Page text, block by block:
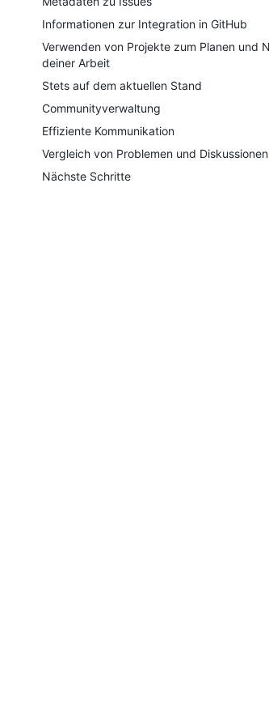
Informationen zur Integration in GitHub
Verwenden von Projekte zum Planen und
deiner Arbeit
Stets auf dem aktuellen Stand
Communityverwaltung
Effiziente Kommunikation
Vergleich von Problemen und Diskussionen
Nächste Schritte